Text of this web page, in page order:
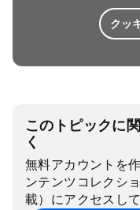
クッ
このトピックに
く
無料アカウントを
ンテンツコレクシ
載）にアクセスし